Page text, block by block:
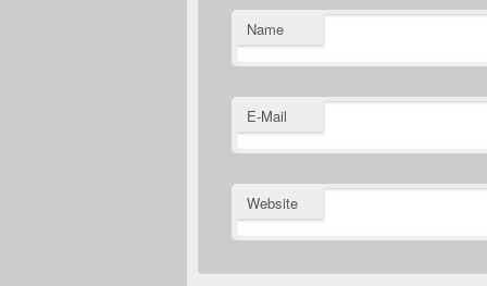
Name
E-Mail
Website